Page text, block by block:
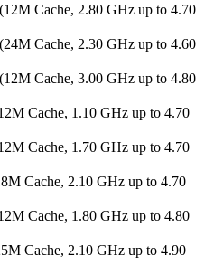
Cache, 2.80 GHz up to 4.70
Cache, 2.30 GHz up to 4.60
Cache, 3.00 GHz up to 4.80
Cache, 1.10 GHz up to 4.70
Cache, 1.70 GHz up to 4.70
Cache, 2.10 GHz up to 4.70
Cache, 1.80 GHz up to 4.80
Cache, 2.10 GHz up to 4.90